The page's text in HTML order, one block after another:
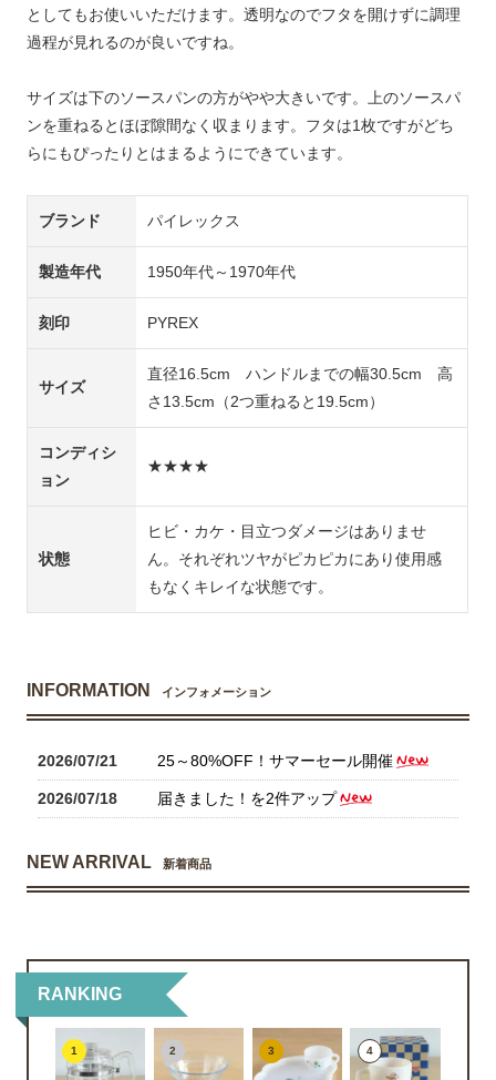
としてもお使いいただけます。透明なのでフタを開けずに調理
過程が見れるのが良いですね。
サイズは下のソースパンの方がやや大きいです。上のソースパ
ンを重ねるとほぼ隙間なく収まります。フタは1枚ですがどち
らにもぴったりとはまるようにできています。
ブランド パイレックス
製造年代 1950年代～1970年代
刻印 PYREX
サイズ
直径16.5cm ハンドルまでの幅30.5cm 高
さ13.5cm（2つ重ねると19.5cm）
コンディシ
ョン
★★★★
状態
ヒビ・カケ・目立つダメージはありませ
ん。それぞれツヤがピカピカにあり使用感
もなくキレイな状態です。
INFORMATION インフォメーション
2026/07/21 25～80%OFF！サマーセール開催
2026/07/18 届きました！を2件アップ
NEW ARRIVAL 新着商品
RANKING
1 2 3 4